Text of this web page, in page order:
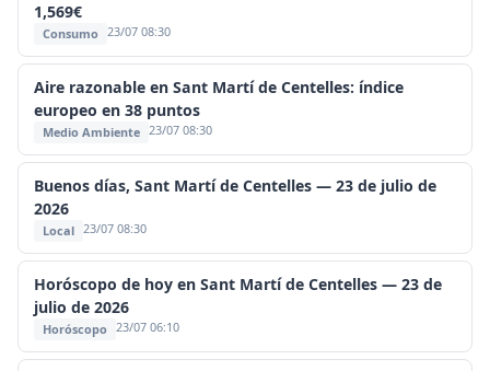
1,569€
Consumo 23/07 08:30
Aire razonable en Sant Martí de Centelles: índice
europeo en 38 puntos
Medio Ambiente 23/07 08:30
Buenos días, Sant Martí de Centelles — 23 de julio de
2026
Local 23/07 08:30
Horóscopo de hoy en Sant Martí de Centelles — 23 de
julio de 2026
Horóscopo 23/07 06:10